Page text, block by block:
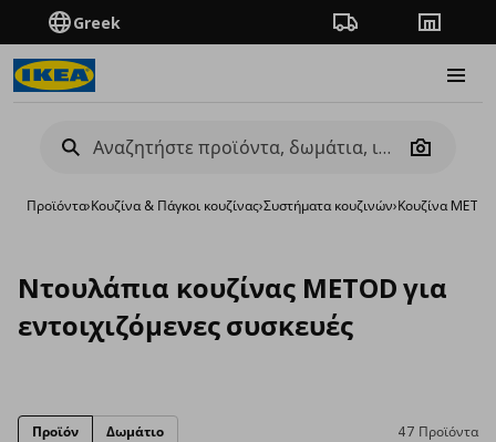
Greek Πορεία παραγγελίας
Camera
Προϊόντα›Κουζίνα & Πάγκοι κουζίνας›Συστήματα κουζινών›Κουζίνα
Nτουλάπια κουζίνας METOD για
εντοιχιζόμενες συσκευές
47 Προϊόντα
Προϊόν Δωμάτιο